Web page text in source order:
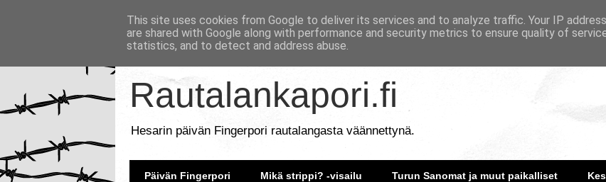
Rautalankapori.fi
Hesarin päivän Fingerpori rautalangasta väännettynä.
Päivän Fingerpori Mikä strippi? -visailu Turun Sanomat ja muut paikalliset
This site uses cookies from Google to deliver its services and to analyze traffic. Your IP
are shared with Google along with performance and security metrics to ensure quality of
statistics, and to detect and address abuse.